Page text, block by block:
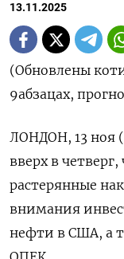
13.11.2025
(Обновлены
9абзацах,
ЛОНДОН, 13 ноя
вверх в
растерянные
внимания
нефти в США, а